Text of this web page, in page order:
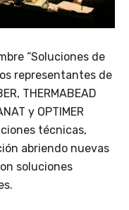
“Soluciones de
representantes de
THERMABEAD
y OPTIMER
técnicas,
abriendo nuevas
soluciones